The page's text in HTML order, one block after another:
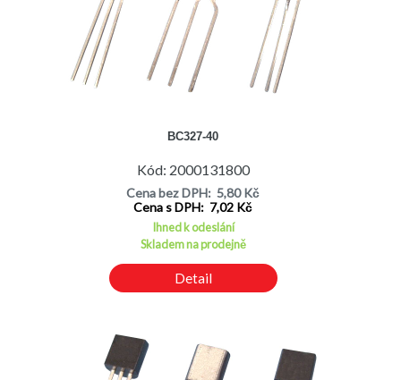
BC327-40
Kód: 2000131800
Cena bez DPH: 5,80 Kč
Cena s DPH: 7,02 Kč
Ihned k odeslání
Skladem na prodejně
Detail